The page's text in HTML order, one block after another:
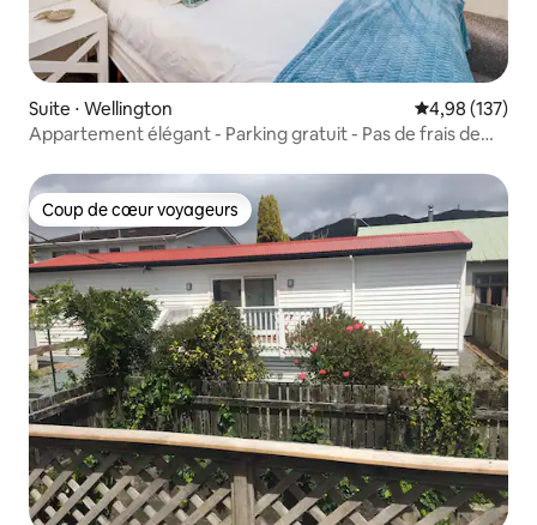
Suite ⋅ Wellington Évaluation
4,98 (137)
Appartement élégant - Parking gratuit - Pas de frais de
Coup de cœur voyageurs
Coup de cœur voyageurs